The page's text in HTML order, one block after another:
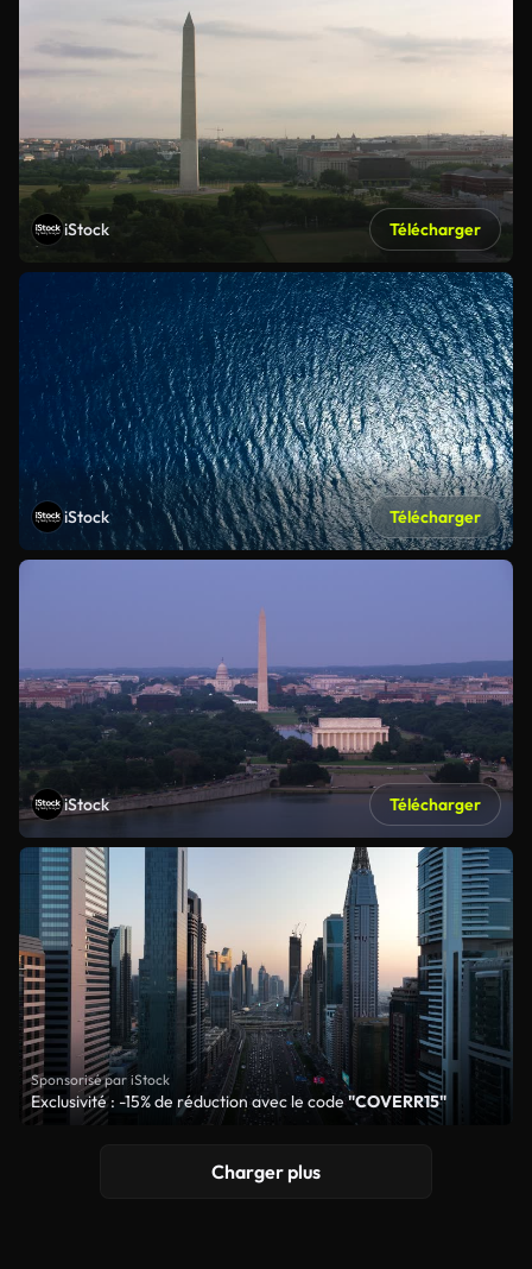
iStock Télécharger
iStock Télécharger
iStock Télécharger
Sponsorisé par iStock
Exclusivité : -15% de réduction avec le code"COVERR15"
Charger plus